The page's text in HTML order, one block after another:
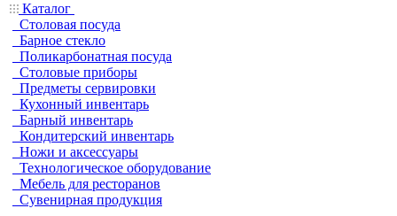
Каталог
Столовая посуда
Барное стекло
Поликарбонатная посуда
Столовые приборы
Предметы сервировки
Кухонный инвентарь
Барный инвентарь
Кондитерский инвентарь
Ножи и аксессуары
Технологическое оборудование
Мебель для ресторанов
Сувенирная продукция